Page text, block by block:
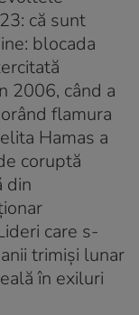
că sunt
blocada
2006, când a
flamura
Hamas a
coruptă
din
care s-
trimişi lunar
în exiluri